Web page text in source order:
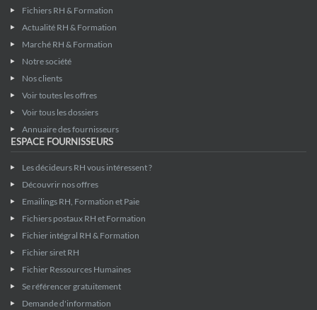
Fichiers RH & Formation
Actualité RH & Formation
Marché RH & Formation
Notre société
Nos clients
Voir toutes les offres
Voir tous les dossiers
Annuaire des fournisseurs
ESPACE FOURNISSEURS
Les décideurs RH vous intéressent ?
Découvrir nos offres
Emailings RH, Formation et Paie
Fichiers postaux RH et Formation
Fichier intégral RH & Formation
Fichier siret RH
Fichier Ressources Humaines
Se référencer gratuitement
Demande d'information